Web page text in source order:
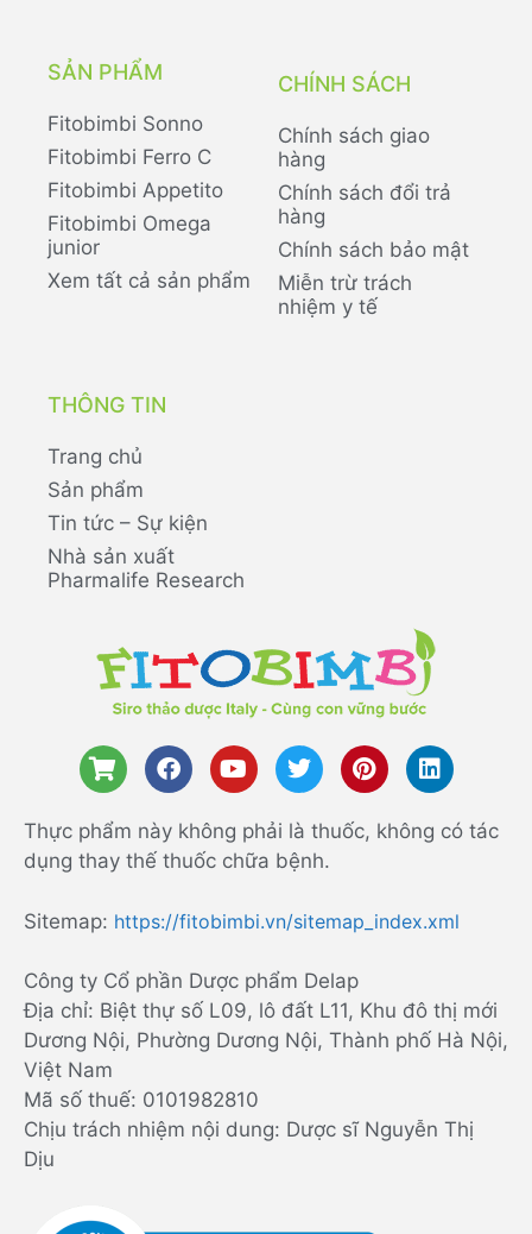
SẢN PHẨM
Fitobimbi Sonno
Fitobimbi Ferro C
Fitobimbi Appetito
Fitobimbi Omega
junior
Xem tất cả sản phẩm
CHÍNH SÁCH
Chính sách giao
hàng
Chính sách đổi trả
hàng
Chính sách bảo mật
Miễn trừ trách
nhiệm y tế
THÔNG TIN
Trang chủ
Sản phẩm
Tin tức – Sự kiện
Nhà sản xuất
Pharmalife Research
Thực phẩm này không phải là thuốc, không có tác
dụng thay thế thuốc chữa bệnh.
Sitemap: https://fitobimbi.vn/sitemap_index.xml
Công ty Cổ phần Dược phẩm Delap
Địa chỉ: Biệt thự số L09, lô đất L11, Khu đô thị mới
Dương Nội, Phường Dương Nội, Thành phố Hà Nội,
Việt Nam
Mã số thuế: 0101982810
Chịu trách nhiệm nội dung: Dược sĩ Nguyễn Thị
Dịu